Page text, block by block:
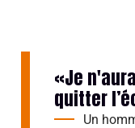
«Je
quitter
Un